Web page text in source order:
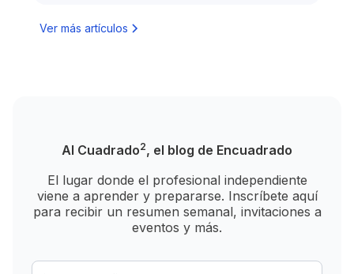
Ver más artículos
Al Cuadrado2, el blog de Encuadrado
El lugar donde el profesional independiente
viene a aprender y prepararse. Inscríbete aquí
para recibir un resumen semanal, invitaciones a
eventos y más.